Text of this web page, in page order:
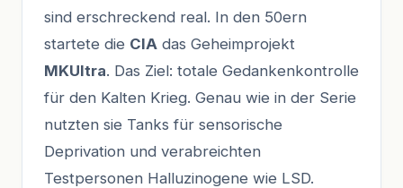
sind erschreckend real. In den 50ern
startete die CIA das Geheimprojekt
MKUltra. Das Ziel: totale Gedankenkontrolle
für den Kalten Krieg. Genau wie in der Serie
nutzten sie Tanks für sensorische
Deprivation und verabreichten
Testpersonen Halluzinogene wie LSD.